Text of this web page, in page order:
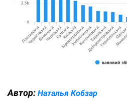
Автор: Наталья Кобзар